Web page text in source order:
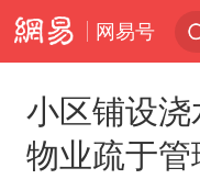
网易号
小区铺设浇
物业疏于